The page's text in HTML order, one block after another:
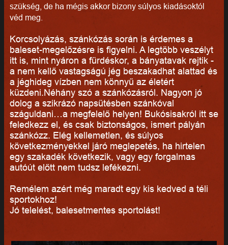
szükség, de ha mégis akkor bizony súlyos kiadásoktól
véd meg.
Korcsolyázás, szánkózás során is érdemes a
baleset-megelőzésre is figyelni. A legtöbb veszélyt
itt is, mint nyáron a fürdéskor, a bányatavak rejtik -
a nem kellő vastagságú jég beszakadhat alattad és
a jéghideg vízben nem könnyű az életért
küzdeni.Néhány szó a szánkózásról. Nagyon jó
dolog a szikrázó napsütésben szánkóval
száguldani…a megfelelő helyen! Bukósisakról itt se
feledkezz el, és csak biztonságos, ismert pályán
szánkózz. Elég kellemetlen, és súlyos
következményekkel járó meglepetés, ha hirtelen
egy szakadék következik, vagy egy forgalmas
autóút előtt nem tudsz lefékezni.
Remélem azért még maradt egy kis kedved a téli
sportokhoz!
Jó telelést, balesetmentes sportolást!